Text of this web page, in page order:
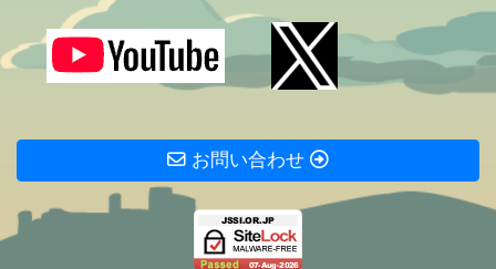
お問い合わせ